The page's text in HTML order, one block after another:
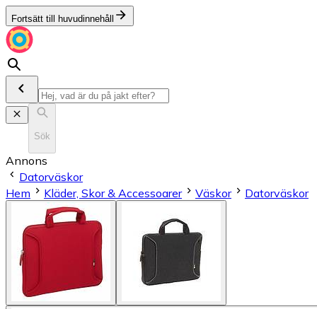
Fortsätt till huvudinnehåll
Sök
Annons
Datorväskor
Hem
Kläder, Skor & Accessoarer Väskor Datorväskor